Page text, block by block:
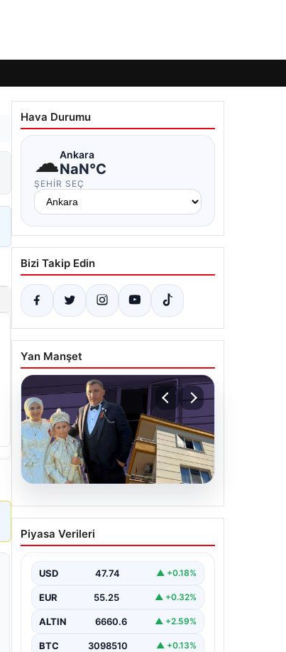
Hava Durumu
☁Ankara
NaN°C
ŞEHIR SEÇ
Bizi Takip Edin
Yan Manşet
Çanakkale’de böcek
ilaçlaması felakete
annesi yoğun bakımda
Piyasa Verileri
USD 47.74 ▲ +0.18%
EUR 55.25 ▲ +0.32%
ALTIN 6660.6 ▲ +2.59%
BTC 3098510 ▲ +0.13%